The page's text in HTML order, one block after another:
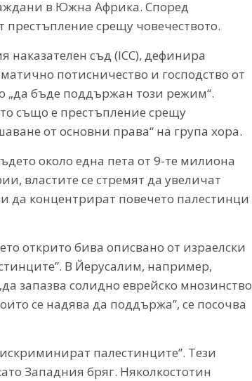
в Южна Африка. Според
срещу човечеството.
съд (ICC), дефинира
потисничество и господство от
„да бъде поддържан този режим“.
също е престъпление срещу
от основни права“ на група хора.
около една пета от 9-те милиона
властите се стремят да увеличат
да концентрират повечето палестинци
открито бива описвано от израелски
В Йерусалим, например,
запазва солидно еврейско мнозинство
се надява да поддържа”, се посочва
палестинците”. Тези
Западния бряг. Няколкостотин